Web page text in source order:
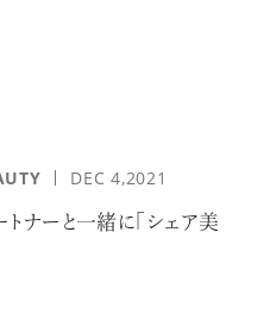
DEC 4,2021
トナーと一緒に「シェア美